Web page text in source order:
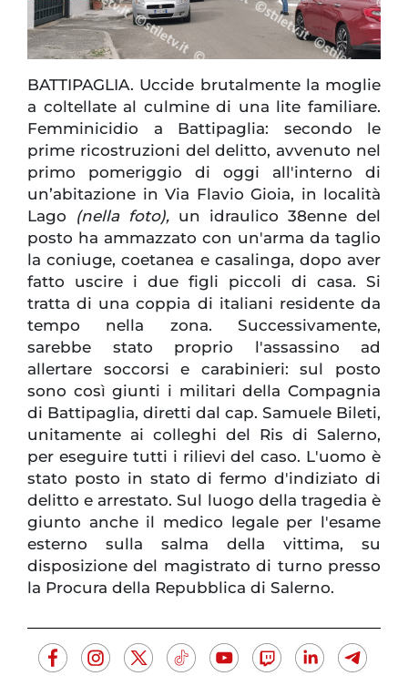
BATTIPAGLIA. Uccide brutalmente la moglie
a coltellate al culmine di una lite familiare.
Femminicidio a Battipaglia: secondo le
prime ricostruzioni del delitto, avvenuto nel
primo pomeriggio di oggi all'interno di
un’abitazione in Via Flavio Gioia, in località
Lago (nella foto), un idraulico 38enne del
posto ha ammazzato con un'arma da taglio
la coniuge, coetanea e casalinga, dopo aver
fatto uscire i due figli piccoli di casa. Si
tratta di una coppia di italiani residente da
tempo nella zona. Successivamente,
sarebbe stato proprio l'assassino ad
allertare soccorsi e carabinieri: sul posto
sono così giunti i militari della Compagnia
di Battipaglia, diretti dal cap. Samuele Bileti,
unitamente ai colleghi del Ris di Salerno,
per eseguire tutti i rilievi del caso. L'uomo è
stato posto in stato di fermo d'indiziato di
delitto e arrestato. Sul luogo della tragedia è
giunto anche il medico legale per l'esame
esterno sulla salma della vittima, su
disposizione del magistrato di turno presso
la Procura della Repubblica di Salerno.